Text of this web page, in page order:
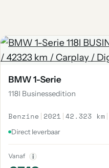
BMW 1-Serie
118I Businessedition
Benzine | 2021 |42.323 km |
Direct leverbaar
Vanaf i